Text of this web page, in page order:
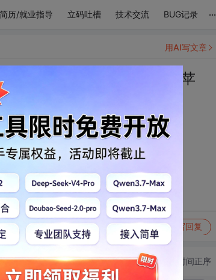
简历/就业指导 立码吐槽 技术交流 BUG记录 ...
趴在云边，梅园落下一颗苹
果，嘿，是我的心上人来了
举报 写回复
用AI写文章
切换为时间正序